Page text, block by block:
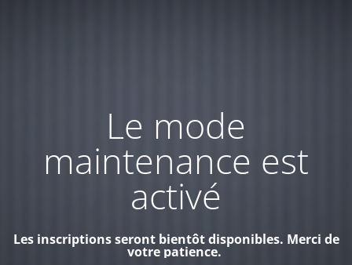
Le mode
maintenance est
activé
Les inscriptions seront bientôt disponibles. Merci de
votre patience.